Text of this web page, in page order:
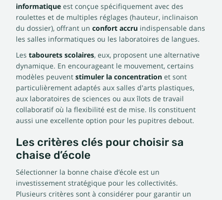
informatique est conçue spécifiquement avec des
roulettes et de multiples réglages (hauteur, inclinaison
du dossier), offrant un confort accru indispensable dans
les salles informatiques ou les laboratoires de langues.
Les tabourets scolaires, eux, proposent une alternative
dynamique. En encourageant le mouvement, certains
modèles peuvent stimuler la concentration et sont
particulièrement adaptés aux salles d'arts plastiques,
aux laboratoires de sciences ou aux îlots de travail
collaboratif où la flexibilité est de mise. Ils constituent
aussi une excellente option pour les pupitres debout.
Les critères clés pour choisir sa
chaise d’école
Sélectionner la bonne chaise d’école est un
investissement stratégique pour les collectivités.
Plusieurs critères sont à considérer pour garantir un